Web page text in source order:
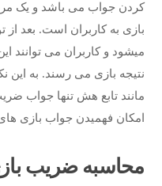
کردن جواب می باشد و یک
میشود و کاربران می توانند
مانند تابع هش تنها جواب
امکان فهمیدن جواب بازی
محاسبه ضریب